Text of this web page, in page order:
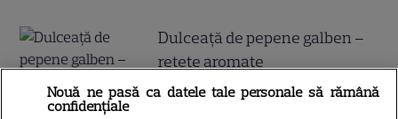
Dulceață de pepene galben –
rețete aromate
Nouă ne pasă ca datele tale personale să rămână
confidențiale